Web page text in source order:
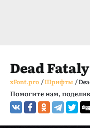
Dead
xFont.pro /Шрифты /
Помогите нам,